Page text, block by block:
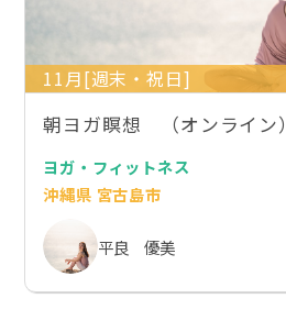
11月[週末・祝日]
朝ヨガ瞑想 （オンライン）
ヨガ・フィットネス
沖縄県 宮古島市
平良 優美